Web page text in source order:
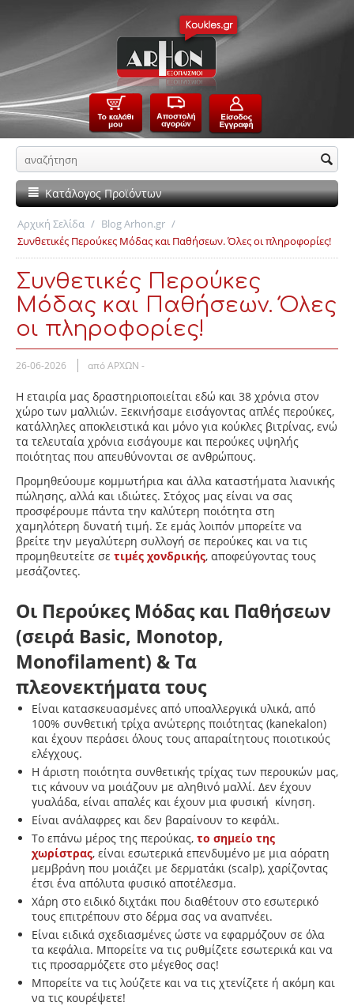
Κατάλογος Προϊόντων
Αρχική Σελίδα / Blog Arhon.gr /
Συνθετικές Περούκες Μόδας και Παθήσεων. Όλες οι πληροφορίες!
Συνθετικές Περούκες
Μόδας και Παθήσεων. Όλες
οι πληροφορίες!
26-06-2026 από ΑΡΧΩΝ -
Η εταιρία μας δραστηριοποιείται εδώ και 38 χρόνια στον
χώρο των μαλλιών. Ξεκινήσαμε εισάγοντας απλές περούκες,
κατάλληλες αποκλειστικά και μόνο για κούκλες βιτρίνας, ενώ
τα τελευταία χρόνια εισάγουμε και περούκες υψηλής
ποιότητας που απευθύνονται σε ανθρώπους.
Προμηθεύουμε κομμωτήρια και άλλα καταστήματα λιανικής
πώλησης, αλλά και ιδιώτες. Στόχος μας είναι να σας
προσφέρουμε πάντα την καλύτερη ποιότητα στη
χαμηλότερη δυνατή τιμή. Σε εμάς λοιπόν μπορείτε να
βρείτε την μεγαλύτερη συλλογή σε περούκες και να τις
προμηθευτείτε σε τιμές χονδρικής, αποφεύγοντας τους
μεσάζοντες.
Οι Περούκες Μόδας και Παθήσεων
(σειρά Basic, Monotop,
Monofilament) & Τα
πλεονεκτήματα τους
Είναι κατασκευασμένες από υποαλλεργικά υλικά, από
100% συνθετική τρίχα ανώτερης ποιότητας (kanekalon)
και έχουν περάσει όλους τους απαραίτητους ποιοτικούς
ελέγχους.
Η άριστη ποιότητα συνθετικής τρίχας των περουκών μας,
τις κάνουν να μοιάζουν με αληθινό μαλλί. Δεν έχουν
γυαλάδα, είναι απαλές και έχουν μια φυσική κίνηση.
Είναι ανάλαφρες και δεν βαραίνουν το κεφάλι.
Tο επάνω μέρος της περούκας, το σημείο της
χωρίστρας, είναι εσωτερικά επενδυμένο με μια αόρατη
μεμβράνη που μοιάζει με δερματάκι (scalp), χαρίζοντας
έτσι ένα απόλυτα φυσικό αποτέλεσμα.
Χάρη στο ειδικό διχτάκι που διαθέτουν στο εσωτερικό
τους επιτρέπουν στο δέρμα σας να αναπνέει.
Είναι ειδικά σχεδιασμένες ώστε να εφαρμόζουν σε όλα
τα κεφάλια. Μπορείτε να τις ρυθμίζετε εσωτερικά και να
τις προσαρμόζετε στο μέγεθος σας!
Μπορείτε να τις λούζετε και να τις χτενίζετε ή ακόμη και
να τις κουρέψετε!